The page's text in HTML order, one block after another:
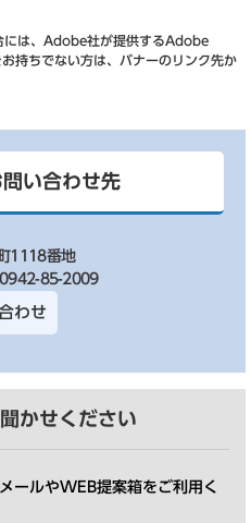
には、Adobe社が提供するAdobe
持ちでない方は、バナーのリンク先か
い合わせ先
1118番地
85-2009
わせ
かせください
ールやWEB提案箱をご利用く